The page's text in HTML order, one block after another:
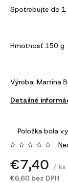
Spotrebujte do 1
Hmotnosť 150 g
Výroba: Martina
Detailné
Položka bola
€7,40
/ ks
€6,60 bez DPH